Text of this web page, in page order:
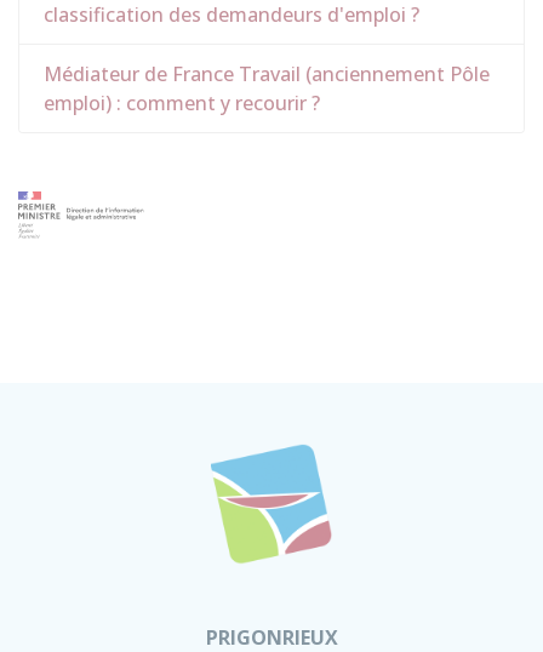
classification des demandeurs d'emploi ?
Médiateur de France Travail (anciennement Pôle
emploi) : comment y recourir ?
PRIGONRIEUX